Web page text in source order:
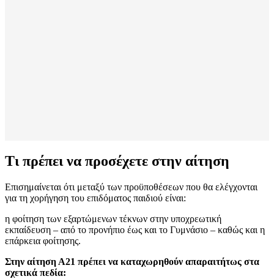
Τι πρέπει να προσέχετε στην αίτηση
Επισημαίνεται ότι μεταξύ των προϋποθέσεων που θα ελέγχονται
για τη χορήγηση του επιδόματος παιδιού είναι:
η φοίτηση των εξαρτώμενων τέκνων στην υποχρεωτική
εκπαίδευση – από το προνήπιο έως και το Γυμνάσιο – καθώς και η
επάρκεια φοίτησης.
Στην αίτηση Α21 πρέπει να καταχωρηθούν απαραιτήτως στα
σχετικά πεδία: